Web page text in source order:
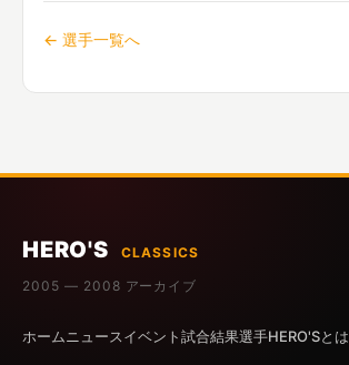
← 選手一覧へ
HERO'S
CLASSICS
2005 — 2008 アーカイブ
ホームニュースイベント試合結果選手HERO'Sとは